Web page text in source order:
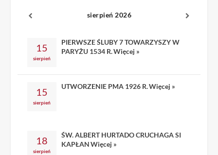
sierpień 2026
15
sierpień
PIERWSZE ŚLUBY 7 TOWARZYSZY W
PARYŻU 1534 R.Więcej »
15
sierpień
UTWORZENIE PMA 1926 R.Więcej »
18
sierpień
ŚW. ALBERT HURTADO CRUCHAGA SI
KAPŁAN Więcej »